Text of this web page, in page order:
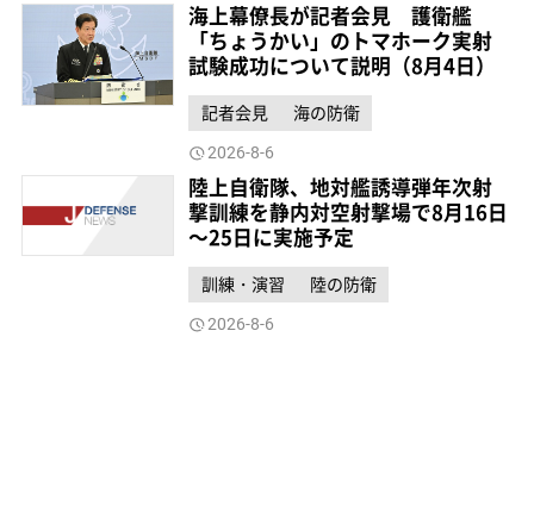
海上幕僚長が記者会見 護衛艦
「ちょうかい」のトマホーク実射
試験成功について説明（8月4日）
記者会見 海の防衛
2026-8-6
陸上自衛隊、地対艦誘導弾年次射
撃訓練を静内対空射撃場で8月16日
～25日に実施予定
訓練・演習 陸の防衛
2026-8-6